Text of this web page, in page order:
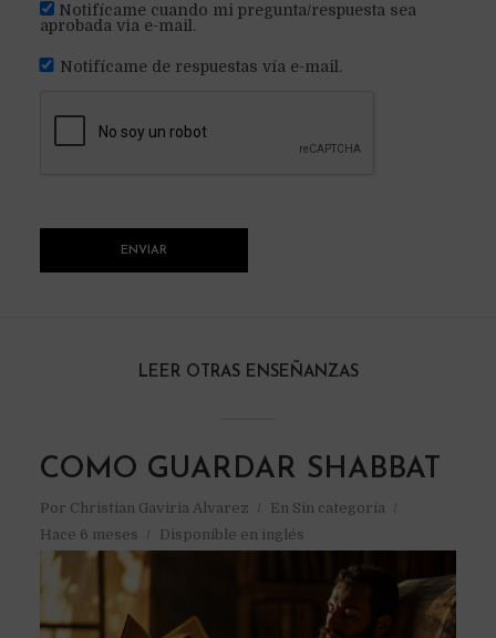
Notifícame cuando mi pregunta/respuesta sea
aprobada via e-mail.
Notifícame de respuestas vía e-mail.
LEER OTRAS ENSEÑANZAS
COMO GUARDAR SHABBAT
Por Christian Gaviria Alvarez En Sin categoría
Hace 6 meses
Disponible en inglés